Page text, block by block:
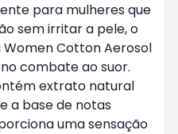
para mulheres que
sem irritar a pele, o
Cotton Aerosol
combate ao suor.
extrato natural
a base de notas
uma sensação